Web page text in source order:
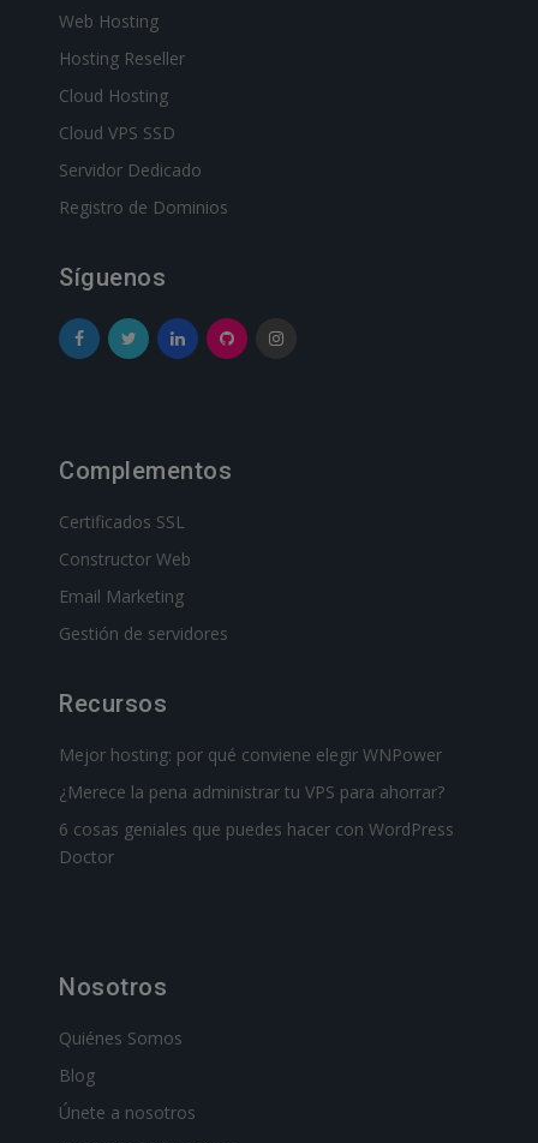
Web Hosting
Hosting Reseller
Cloud Hosting
Cloud VPS SSD
Servidor Dedicado
Registro de Dominios
Síguenos
Complementos
Certificados SSL
Constructor Web
Email Marketing
Gestión de servidores
Recursos
Mejor hosting: por qué conviene elegir WNPower
¿Merece la pena administrar tu VPS para ahorrar?
6 cosas geniales que puedes hacer con WordPress
Doctor
Nosotros
Quiénes Somos
Blog
Únete a nosotros